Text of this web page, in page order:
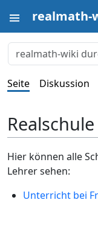
realmath-
Seite Diskussion
Hier können alle
Lehrer sehen:
Unterricht bei